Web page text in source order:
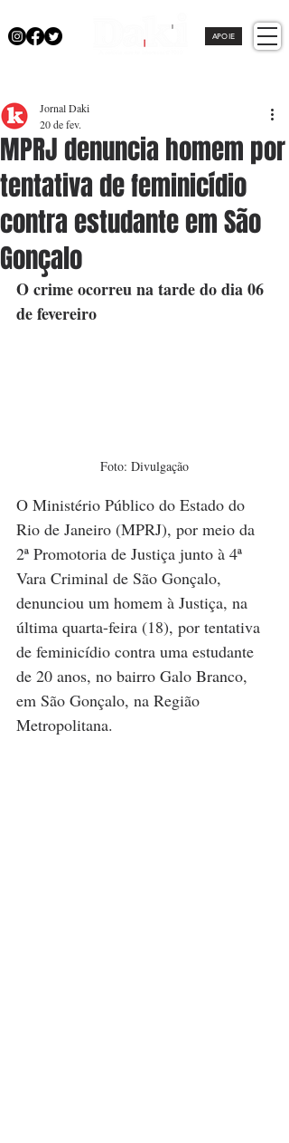
APOIE
MPRJ denuncia homem por
tentativa de feminicídio
contra estudante em São
Gonçalo
Jornal Daki
20 de fev.
O crime ocorreu na tarde do dia 06
de fevereiro
Foto: Divulgação
O Ministério Público do Estado do
Rio de Janeiro (MPRJ), por meio da
2ª Promotoria de Justiça junto à 4ª
Vara Criminal de São Gonçalo,
denunciou um homem à Justiça, na
última quarta-feira (18), por tentativa
de feminicídio contra uma estudante
de 20 anos, no bairro Galo Branco,
em São Gonçalo, na Região
Metropolitana.